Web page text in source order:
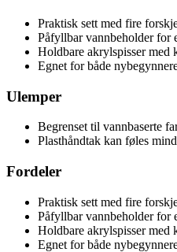
Praktisk sett med fire
Påfyllbar vannbeholder for
Holdbare akrylspisser med
Egnet for både
Ulemper
Begrenset til vannbaserte
Plasthåndtak kan føles
Fordeler
Praktisk sett med fire
Påfyllbar vannbeholder for
Holdbare akrylspisser med
Egnet for både